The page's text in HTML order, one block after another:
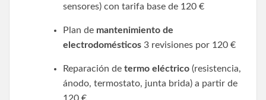
sensores) con tarifa base de 120 €
Plan de mantenimiento de
electrodomésticos 3 revisiones por 120 €
Reparación de termo eléctrico (resistencia,
ánodo, termostato, junta brida) a partir de